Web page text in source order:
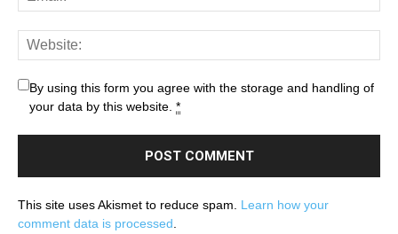
By using this form you agree with the storage and handling of
your data by this website. *
This site uses Akismet to reduce spam. Learn how your
comment data is processed